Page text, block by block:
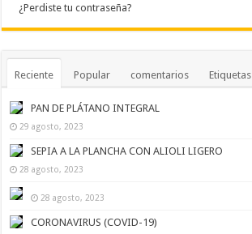
¿Perdiste tu contraseña?
Reciente Popular comentarios Etiquetas
PAN DE PLÁTANO INTEGRAL
29 agosto, 2023
SEPIA A LA PLANCHA CON ALIOLI LIGERO
28 agosto, 2023
28 agosto, 2023
CORONAVIRUS (COVID-19)